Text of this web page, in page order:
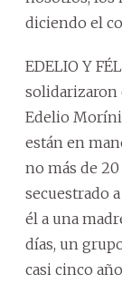
diciendo el
EDELIO Y
solidarizaron
Edelio
están en
no más de
secuestrado
él a una
días, un
casi cinco